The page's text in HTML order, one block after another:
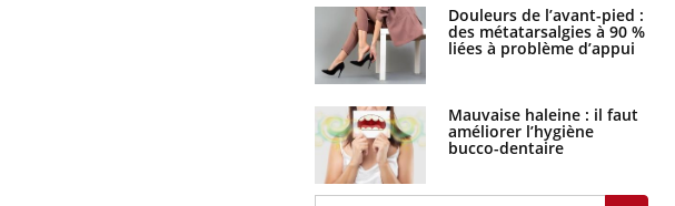
Douleurs de l’avant-pied :
des métatarsalgies à 90 %
liées à problème d’appui
Mauvaise haleine : il faut
améliorer l’hygiène
bucco-dentaire